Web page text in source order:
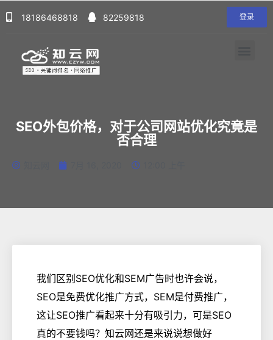
18186468818 82259818 登录
SEO外包价格，对于公司网站优化究竟是
否合理
我们区别SEO优化和SEM广告时也许会说，
SEO是免费优化推广方式，SEM是付费推广，
这让SEO推广看起来十分有吸引力，可是SEO
真的不要钱吗？知云网还是来说说想做好